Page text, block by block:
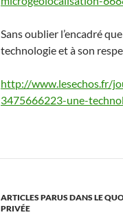
Sans oublier l’encadré
technologie et à son
http://www.lesechos.fr/
3475666223-une-
ARTICLES PARUS DANS LE
PRIVÉE